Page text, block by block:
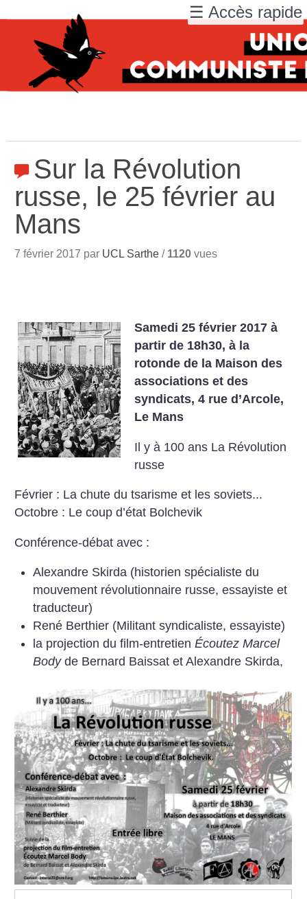
Sur la Révolution
russe, le 25 février au
Mans
7 février 2017 par UCL Sarthe / 1120 vues
Samedi 25 février 2017 à
partir de 18h30, à la
rotonde de la Maison des
associations et des
syndicats, 4 rue d’Arcole,
Le Mans
Il y à 100 ans La Révolution
russe
Février : La chute du tsarisme et les soviets...
Octobre : Le coup d’état Bolchevik
Conférence-débat avec :
Alexandre Skirda (historien spécialiste du
mouvement révolutionnaire russe, essayiste et
traducteur)
René Berthier (Militant syndicaliste, essayiste)
la projection du film-entretien Écoutez Marcel
Bodyde Bernard Baissat et Alexandre Skirda,
☰ Accès rapide